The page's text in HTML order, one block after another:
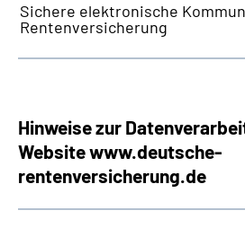
Mein
Sichere elektronische
Rentenversicherung
Hinweise zur
Websitewww.deutsche-
rentenversicherung.de